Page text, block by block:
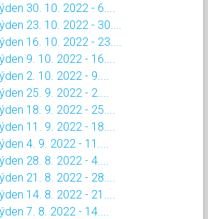
30. 10. 2022 - 6....
23. 10. 2022 - 30....
16. 10. 2022 - 23....
9. 10. 2022 - 16....
2. 10. 2022 - 9....
25. 9. 2022 - 2....
18. 9. 2022 - 25....
11. 9. 2022 - 18....
4. 9. 2022 - 11....
28. 8. 2022 - 4....
21. 8. 2022 - 28....
14. 8. 2022 - 21....
7. 8. 2022 - 14....